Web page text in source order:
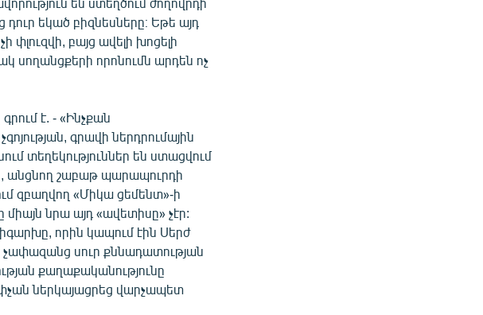
եկած բիզնեսները։ Եթե այդ
բայց ավելի խոցելի
սողանցքերի որոնումն արդեն ոչ
է. - «Ինչքան
գրավի ներդրումային
տեղեկություններ են ստացվում
շաբաթ պարապուրդի
զբաղվող «Միկա ցեմենտ»-ի
նրա այդ «ավետիսը» չէր:
որին կապում էին Սերժ
սուր քննադատության
քաղաքականությունը
ներկայացրեց վարչապետ